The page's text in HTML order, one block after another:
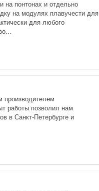
на понтонах и отдельно
на модулях плавучести для
для любого
производителем
работы позволил нам
в Санкт-Петербурге и